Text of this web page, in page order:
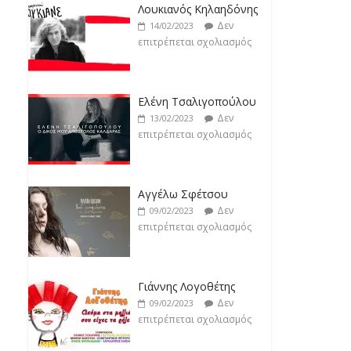
19/02/2023
Δεν
επιτρέπεται σχολιασμός
Ελένη Τσαλιγοπούλου
13/02/2023
Δεν
επιτρέπεται σχολιασμός
Αγγέλω Σφέτσου
09/02/2023
Δεν
επιτρέπεται σχολιασμός
Γιάννης Λογοθέτης
09/02/2023
Δεν
επιτρέπεται σχολιασμός
Anemos
03/02/2023
Δεν
επιτρέπεται σχολιασμός